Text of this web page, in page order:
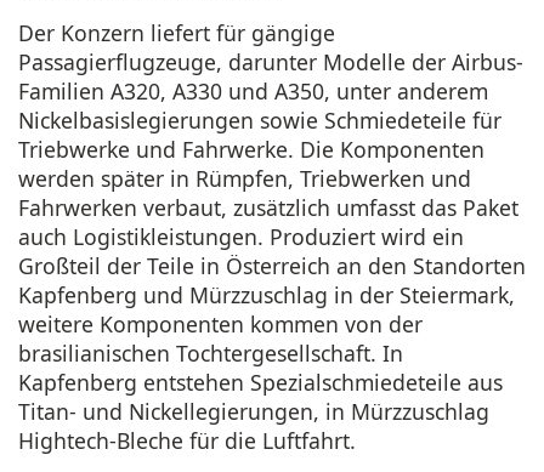
Der Konzern liefert für gängige
Passagierflugzeuge, darunter Modelle der Airbus-
Familien A320, A330 und A350, unter anderem
Nickelbasislegierungen sowie Schmiedeteile für
Triebwerke und Fahrwerke. Die Komponenten
werden später in Rümpfen, Triebwerken und
Fahrwerken verbaut, zusätzlich umfasst das Paket
auch Logistikleistungen. Produziert wird ein
Großteil der Teile in Österreich an den Standorten
Kapfenberg und Mürzzuschlag in der Steiermark,
weitere Komponenten kommen von der
brasilianischen Tochtergesellschaft. In
Kapfenberg entstehen Spezialschmiedeteile aus
Titan- und Nickellegierungen, in Mürzzuschlag
Hightech-Bleche für die Luftfahrt.